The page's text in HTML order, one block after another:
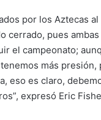
por los Aztecas
cerrado, pues
el campeonato;
más
eso es claro,
expresó Eric